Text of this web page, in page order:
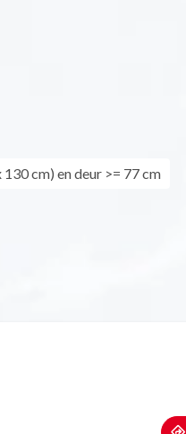
cm) en deur >= 77 cm